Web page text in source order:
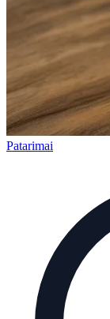
Patarimai